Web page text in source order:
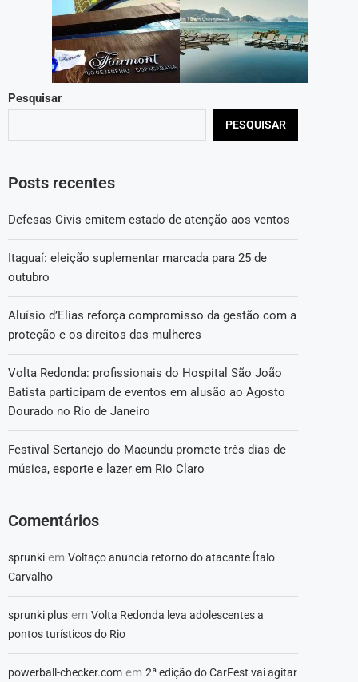
Pesquisar
PESQUISAR
Posts recentes
Defesas Civis emitem estado de atenção aos ventos
Itaguaí: eleição suplementar marcada para 25 de
outubro
Aluísio d’Elias reforça compromisso da gestão com a
proteção e os direitos das mulheres
Volta Redonda: profissionais do Hospital São João
Batista participam de eventos em alusão ao Agosto
Dourado no Rio de Janeiro
Festival Sertanejo do Macundu promete três dias de
música, esporte e lazer em Rio Claro
Comentários
sprunki em Voltaço anuncia retorno do atacante Ítalo
Carvalho
sprunki plus em Volta Redonda leva adolescentes a
pontos turísticos do Rio
powerball-checker.com em 2ª edição do CarFest vai agitar